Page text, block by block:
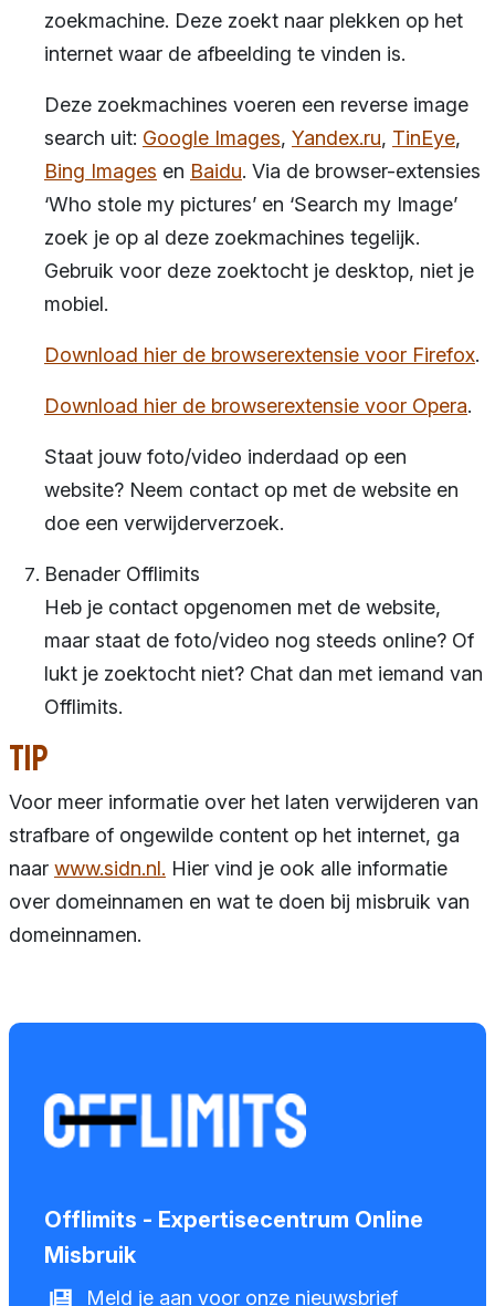
zoekmachine. Deze zoekt naar plekken op het
internet waar de afbeelding te vinden is.
Deze zoekmachines voeren een reverse image
search uit: Google Images, Yandex.ru, TinEye,
Bing Images en Baidu. Via de browser-extensies
‘Who stole my pictures’ en ‘Search my Image’
zoek je op al deze zoekmachines tegelijk.
Gebruik voor deze zoektocht je desktop, niet je
mobiel.
Download hier de browserextensie voor Firefox.
Download hier de browserextensie voor Opera.
Staat jouw foto/video inderdaad op een
website? Neem contact op met de website en
doe een verwijderverzoek.
Benader Offlimits
Heb je contact opgenomen met de website,
maar staat de foto/video nog steeds online? Of
lukt je zoektocht niet? Chat dan met iemand van
Offlimits.
Tip
Voor meer informatie over het laten verwijderen van
strafbare of ongewilde content op het internet, ga
naar www.sidn.nl. Hier vind je ook alle informatie
over domeinnamen en wat te doen bij misbruik van
domeinnamen.
Offlimits - Expertisecentrum Online
Misbruik
Meld je aan voor onze nieuwsbrief